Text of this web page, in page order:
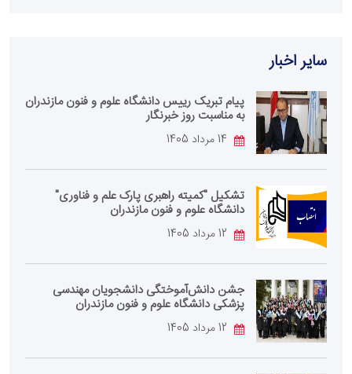
سایر اخبار
پیام تبریک رییس دانشگاه علوم و فنون مازندران
به مناسبت روز خبرنگار
تشکیل "کمیته راهبری پارک علم و فناوری"
دانشگاه علوم و فنون مازندران
جشن دانش‌آموختگی دانشجویان مهندسی
پزشکی دانشگاه علوم و فنون مازندران